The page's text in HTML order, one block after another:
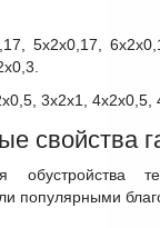
5х2х0,17,
3х2х1, 4х2х0,5,
свойства
популярными